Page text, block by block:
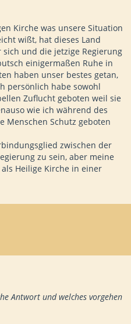
Kirche was unsere Situation
wißt, hat dieses Land
und die jetzige Regierung
einigermaßen Ruhe in
haben unser bestes getan,
persönlich habe sowohl
Zuflucht geboten weil sie
wie ich während des
Menschen Schutz geboten
zwischen der
zu sein, aber meine
Heilige Kirche in einer
Antwort und welches vorgehen